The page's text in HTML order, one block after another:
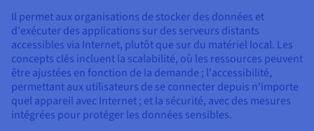
Il permet aux organisations de stocker des données et
d'exécuter des applications sur des serveurs distants
accessibles via Internet, plutôt que sur du matériel local. Les
concepts clés incluent la scalabilité, où les ressources peuvent
être ajustées en fonction de la demande ; l'accessibilité,
permettant aux utilisateurs de se connecter depuis n'importe
quel appareil avec Internet ; et la sécurité, avec des mesures
intégrées pour protéger les données sensibles.